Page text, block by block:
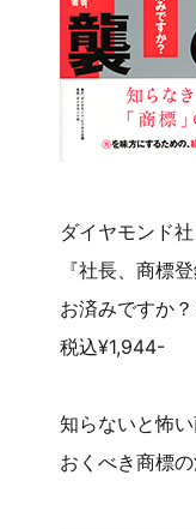
ダイヤモンド社
『社長、商標
お済みですか
税込¥1,944-
知らないと怖
おくべき商標